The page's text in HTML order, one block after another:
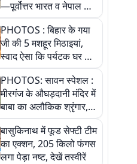
—पूर्वोत्तर भारत व नेपाल के
कांवरियों का प्रमुख सेवा धाम
PHOTOS : बिहार के गया
जी की 5 मशहूर मिठाइयां,
स्वाद ऐसा कि पर्यटक घर ले
जाना नहीं भूलते, तस्वीरों में
देखें
PHOTOS: सावन स्पेशल :
मीरगंज के औघड़दानी मंदिर में
बाबा का अलौकिक श्रृंगार,
तस्वीरों में देखें महादेव के कई
मनमोहक स्वरूप
बासुकिनाथ में फूड सेफ्टी टीम
का एक्शन, 205 किलो फंगस
लगा पेड़ा नष्ट, देखें तस्वीरें